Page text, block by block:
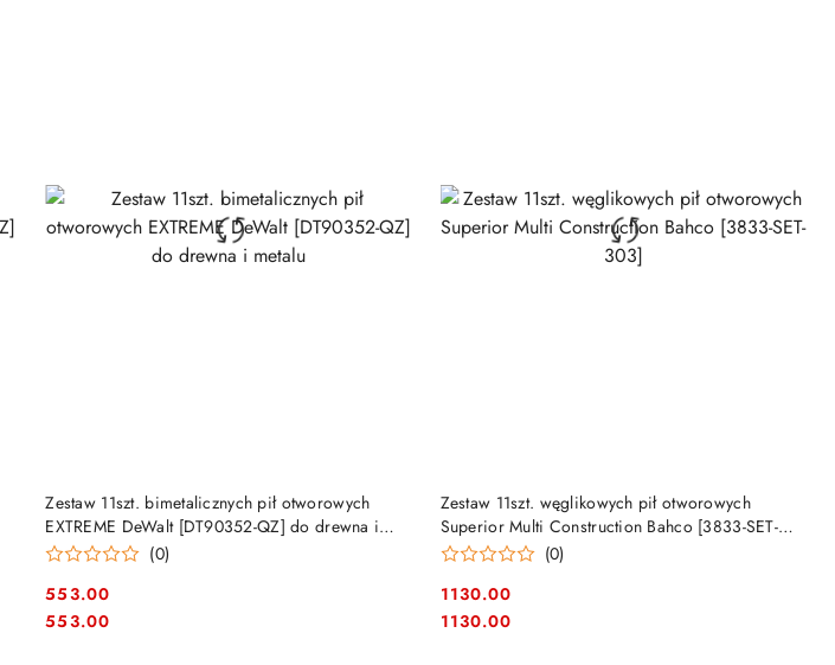
Zestaw 11szt. bimetalicznych pił otworowych
EXTREME DeWalt [DT90352-QZ] do drewna i
metalu
(0)
Cena:
553.00
Cena:
553.00
PRODUKT NIEDOSTĘPNY
Zestaw 11szt. węglikowych pił otworowych
Superior Multi Construction Bahco [3833-SET-
303]
(0)
Cena:
1130.00
Cena:
1130.00
PRODUKT NIEDOSTĘPNY